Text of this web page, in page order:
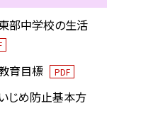
部中学校の生活
育目標 PDF
じめ防止基本方